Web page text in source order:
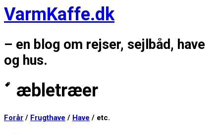
content
VarmKaffe.dk
– en blog om rejser, sejlbåd, have
og hus.
æbletræer
Forår / Frugthave / Have / etc.